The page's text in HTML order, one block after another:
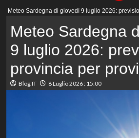
Meteo Sardegna di giovedì 9 luglio 2026:
Meteo Sardegna
9 luglio 2026:
provincia per
Blog.IT 8 Luglio 2026 : 15:00